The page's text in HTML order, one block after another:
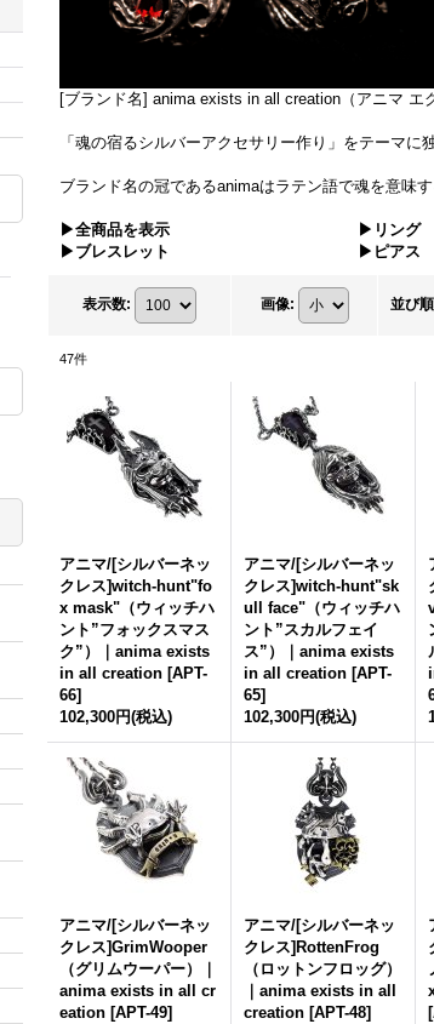
[ブランド名] anima exists in all creation（アニマ エ
「魂の宿るシルバーアクセサリー作り」をテーマに
ブランド名の冠であるanimaはラテン語で魂を意味す
▶全商品を表示 ▶リング
▶ブレスレット
▶ピアス
表示数: 画像: 並び順
47件
アニマ/[シルバーネッ
クレス]witch-hunt"fo
x mask"（ウィッチハ
ント”フォックスマス
ク”）｜anima exists
in all creation [APT-
66]
102,300円(税込)
アニマ/[シルバーネッ
クレス]witch-hunt"sk
ull face"（ウィッチハ
ント”スカルフェイ
ス”）｜anima exists
in all creation [APT-
65]
102,300円(税込)
アニマ/[シルバーネッ
クレス]GrimWooper
（グリムウーパー）｜
anima exists in all cr
eation [APT-49]
アニマ/[シルバーネッ
クレス]RottenFrog
（ロットンフロッグ）
｜anima exists in all
creation [APT-48]
[